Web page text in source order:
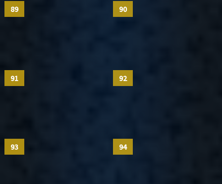
89 90
91 92
93 94